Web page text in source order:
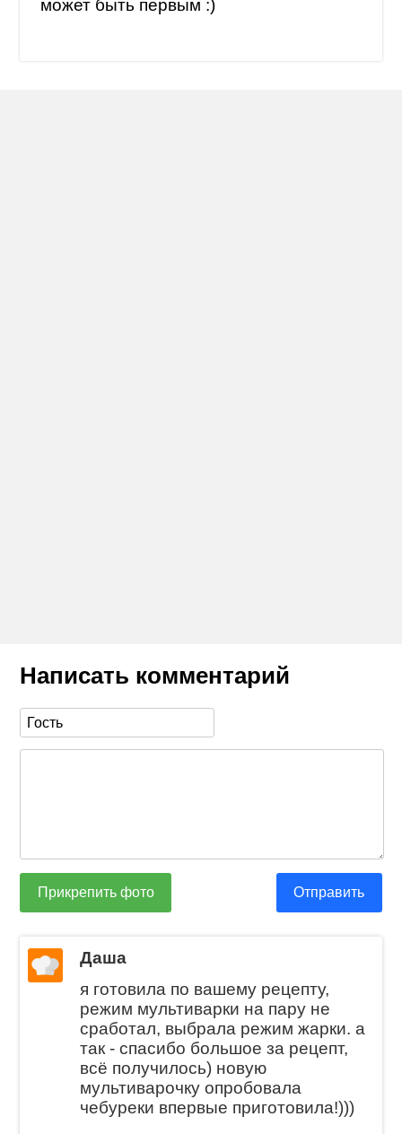
может быть первым :)
Написать комментарий
Прикрепить фото Отправить
Даша
я готовила по вашему рецепту,
режим мультиварки на пару не
сработал, выбрала режим жарки. а
так - спасибо большое за рецепт,
всё получилось) новую
мультиварочку опробовала
чебуреки впервые приготовила!)))